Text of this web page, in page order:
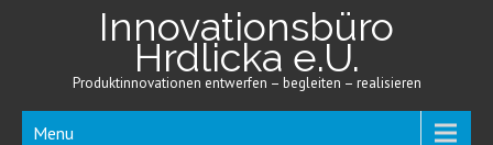
Innovationsbüro
Hrdlicka e.U.
Produktinnovationen entwerfen – begleiten – realisieren
Menu